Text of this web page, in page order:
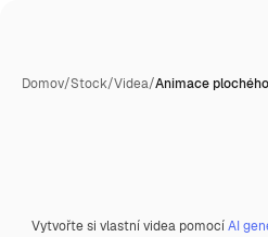
Domov/Stock/Videa/Animace
Vytvořte si vlastní videa pomocíAI